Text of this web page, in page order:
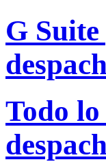
G
Todo